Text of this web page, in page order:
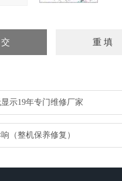
示19年专门维修厂家
（整机保养修复）